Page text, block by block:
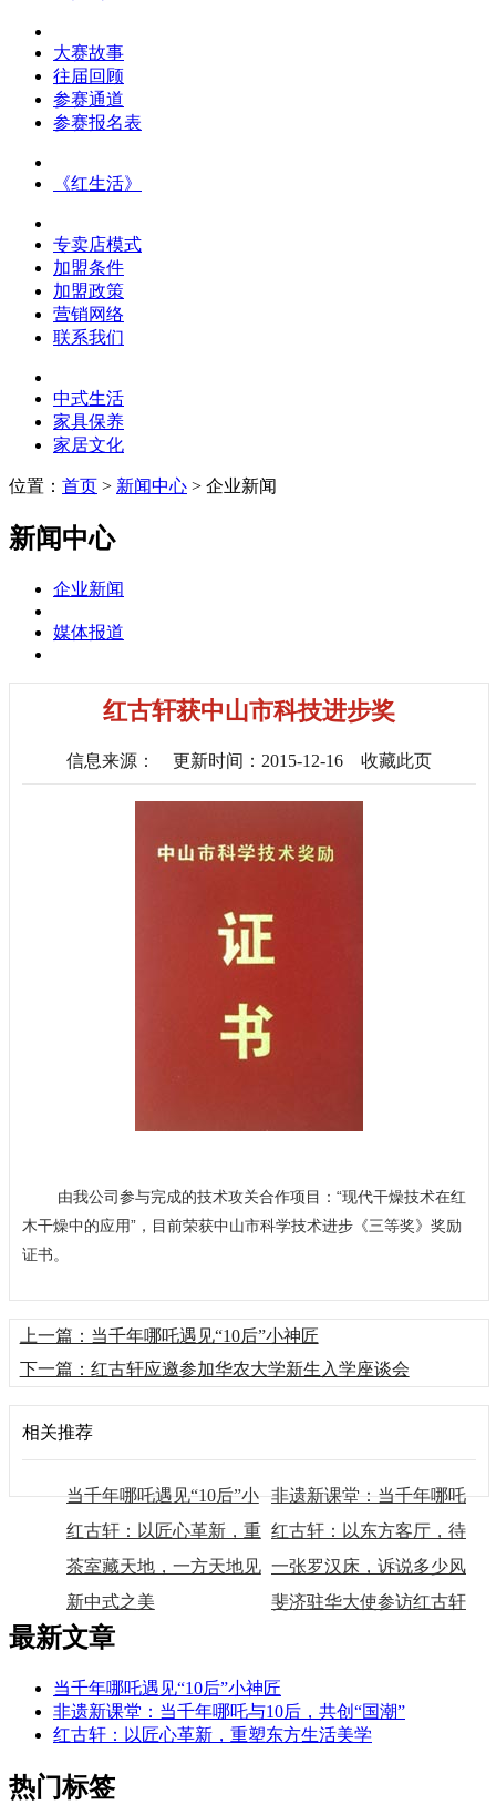
大赛故事
往届回顾
参赛通道
参赛报名表
《红生活》
专卖店模式
加盟条件
加盟政策
营销网络
联系我们
中式生活
家具保养
家居文化
位置： 首页 > 新闻中心 > 企业新闻
新闻中心
企业新闻
媒体报道
红古轩获中山市科技进步奖
信息来源： 更新时间：2015-12-16 收藏此页
由我公司参与完成的技术攻关合作项目：“现代干燥技术在红
木干燥中的应用”，目前荣获中山市科学技术进步《三等奖》奖励
证书。
上一篇：当千年哪吒遇见“10后”小神匠
下一篇：红古轩应邀参加华农大学新生入学座谈会
相关推荐
当千年哪吒遇见“10后”小
神匠
非遗新课堂：当千年哪吒
与10后，共创“国潮”
红古轩：以匠心革新，重
塑东方生活美学
红古轩：以东方客厅，待
世界来宾
茶室藏天地，一方天地见
春秋
一张罗汉床，诉说多少风
雅春秋
新中式之美 斐济驻华大使参访红古轩
最新文章
当千年哪吒遇见“10后”小神匠
非遗新课堂：当千年哪吒与10后，共创“国潮”
红古轩：以匠心革新，重塑东方生活美学
热门标签